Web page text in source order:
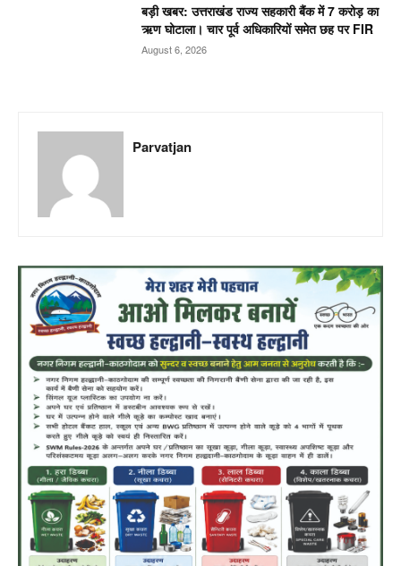
बड़ी खबर: उत्तराखंड राज्य सहकारी बैंक में 7 करोड़ का
ऋण घोटाला। चार पूर्व अधिकारियों समेत छह पर FIR
August 6, 2026
Parvatjan